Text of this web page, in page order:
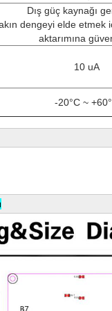
Dış güç kaynağı
dengeyi elde etmek
aktarımına
10 uA
-20°C ~